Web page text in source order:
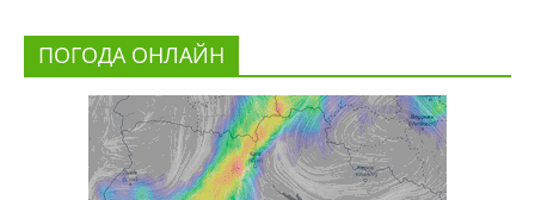
ПОГОДА ОНЛАЙН